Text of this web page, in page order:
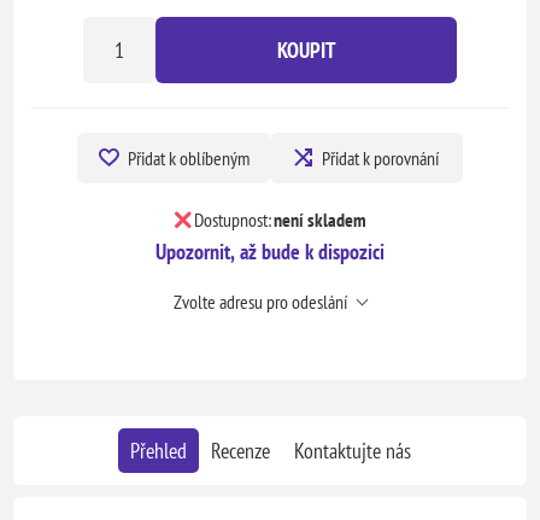
KOUPIT
Přidat k oblíbeným Přidat k porovnání
Dostupnost:není skladem
Upozornit, až bude k dispozici
Zvolte adresu pro odeslání
Přehled Recenze Kontaktujte nás